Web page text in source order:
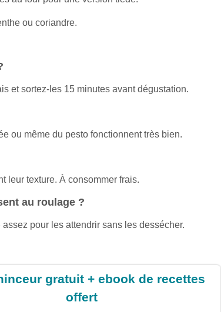
ou coriandre.
et sortez-les 15 minutes avant dégustation.
ou même du pesto fonctionnent très bien.
leur texture. À consommer frais.
au roulage ?
pour les attendrir sans les dessécher.
gratuit + ebook de recettes
offert